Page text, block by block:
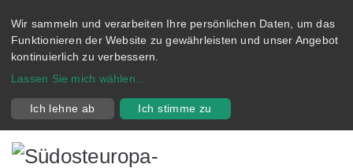
Wir sammeln und verarbeiten Ihre persönlichen Daten, um das
Funktionieren der Website zu gewährleisten und unser Angebot
kontinuierlich zu verbessern.
Lassen Sie mich wählen
Ich lehne ab Ich stimme zu